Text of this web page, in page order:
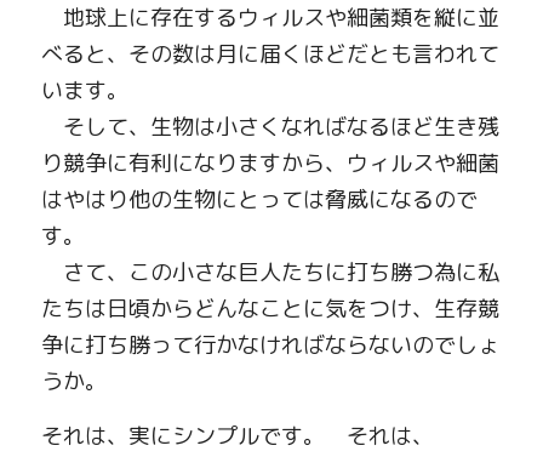
地球上に存在するウィルスや細菌類を縦に並
べると、その数は月に届くほどだとも言われて
います。
そして、生物は小さくなればなるほど生き残
り競争に有利になりますから、ウィルスや細菌
はやはり他の生物にとっては脅威になるので
す。
さて、この小さな巨人たちに打ち勝つ為に私
たちは日頃からどんなことに気をつけ、生存競
争に打ち勝って行かなければならないのでしょ
うか。
それは、実にシンプルです。　それは、